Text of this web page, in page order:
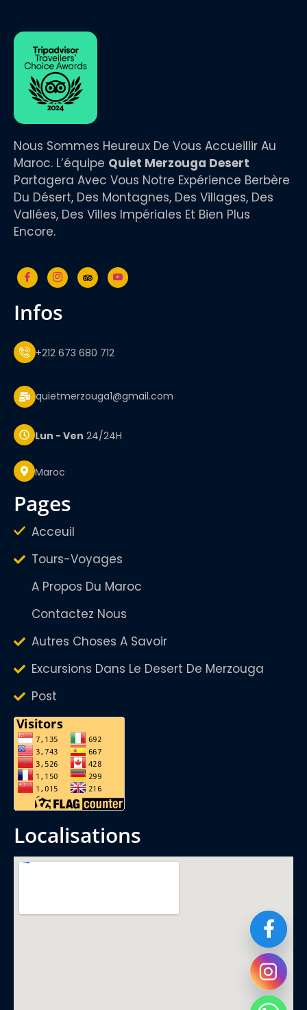
Nous Sommes Heureux De Vous Accueillir Au
Maroc. L’équipe Quiet Merzouga Desert
Partagera Avec Vous Notre Expérience Berbère
Du Désert, Des Montagnes, Des Villages, Des
Vallées, Des Villes Impériales Et Bien Plus
Encore.
infos
+212 673 680 712
quietmerzouga1@gmail.com
Lun - Ven 24/24H
Maroc
pages
Acceuil
Tours-Voyages
A Propos Du Maroc
Contactez Nous
Autres Choses A Savoir
Excursions Dans Le Desert De Merzouga
Post
localisations